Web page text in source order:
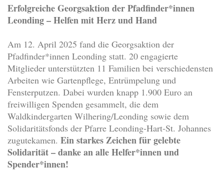
Erfolgreiche Georgsaktion der Pfadfinder*innen
Leonding – Helfen mit Herz und Hand
Am 12. April 2025 fand die Georgsaktion der
Pfadfinder*innen Leonding statt. 20 engagierte
Mitglieder unterstützten 11 Familien bei verschiedensten
Arbeiten wie Gartenpflege, Entrümpelung und
Fensterputzen. Dabei wurden knapp 1.900 Euro an
freiwilligen Spenden gesammelt, die dem
Waldkindergarten Wilhering/Leonding sowie dem
Solidaritätsfonds der Pfarre Leonding-Hart-St. Johannes
zugutekamen. Ein starkes Zeichen für gelebte
Solidarität – danke an alle Helfer*innen und
Spender*innen!